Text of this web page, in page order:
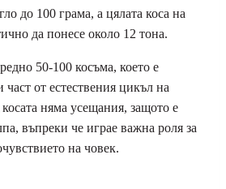
до 100 грама, а цялата коса на
да понесе около 12 тона.
50-100 косъма, което е
от естествения цикъл на
няма усещания, защото е
въпреки че играе важна роля за
на човек.